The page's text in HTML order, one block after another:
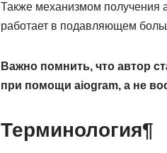
Также механизмом получения
работает в подавляющем
Важно помнить, что автор
при помощи aiogram, а не
Терминология¶